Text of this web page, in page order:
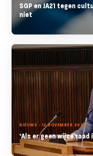
SGP en JA21 tegen
niet
NIEUWS - 12 NOVEMBER 2025
‘Als er geen wijze